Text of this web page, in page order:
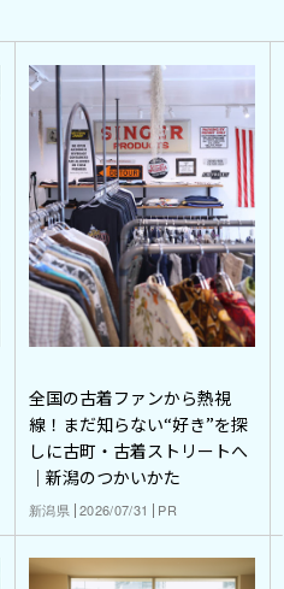
全国の古着ファンから熱視
線！まだ知らない“好き”を探
しに古町・古着ストリートへ
｜新潟のつかいかた
新潟県 2026/07/31 PR